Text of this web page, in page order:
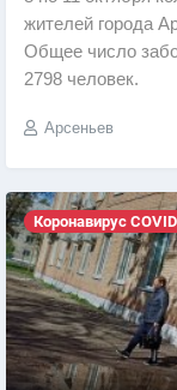
жителей города
Общее число
2798 человек.
Арсеньев
Коронавирус